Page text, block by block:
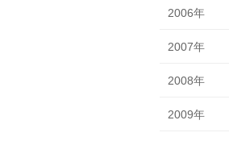
2006年
2007年
2008年
2009年